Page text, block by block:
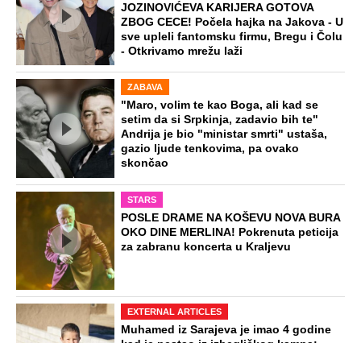
JOZINOVIĆEVA KARIJERA GOTOVA
ZBOG CECE! Počela hajka na Jakova - U
sve upleli fantomsku firmu, Bregu i Čolu
- Otkrivamo mrežu laži
ZABAVA
"Maro, volim te kao Boga, ali kad se
setim da si Srpkinja, zadavio bih te"
Andrija je bio "ministar smrti" ustaša,
gazio ljude tenkovima, pa ovako
skončao
STARS
POSLE DRAME NA KOŠEVU NOVA BURA
OKO DINE MERLINA! Pokrenuta peticija
za zabranu koncerta u Kraljevu
EXTERNAL ARTICLES
Muhamed iz Sarajeva je imao 4 godine